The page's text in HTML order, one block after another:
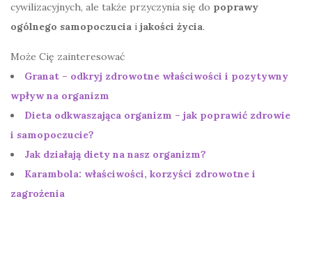
cywilizacyjnych, ale także przyczynia się do poprawy
ogólnego samopoczucia i jakości życia.
Może Cię zainteresować
Granat – odkryj zdrowotne właściwości i pozytywny
wpływ na organizm
Dieta odkwaszająca organizm – jak poprawić zdrowie
i samopoczucie?
Jak działają diety na nasz organizm?
Karambola: właściwości, korzyści zdrowotne i
zagrożenia